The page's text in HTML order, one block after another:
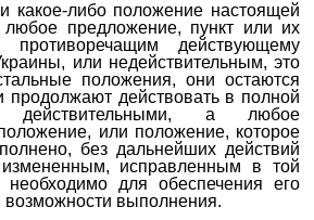
какое-либо положение настоящей
любое предложение, пункт или их
противоречащим действующему
или недействительным, это
положения, они остаются
продолжают действовать в полной
а любое
или положение, которое
без дальнейших действий
измененным, исправленным в той
для обеспечения его
возможности выполнения.